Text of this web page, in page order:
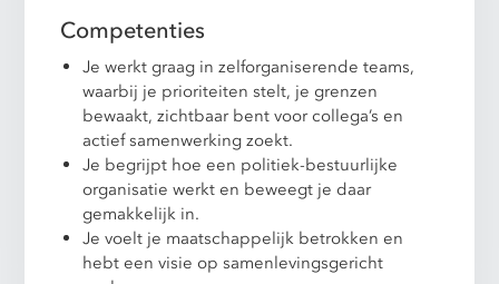
Competenties
Je werkt graag in zelforganiserende teams,
waarbij je prioriteiten stelt, je grenzen
bewaakt, zichtbaar bent voor collega’s en
actief samenwerking zoekt.
Je begrijpt hoe een politiek-bestuurlijke
organisatie werkt en beweegt je daar
gemakkelijk in.
Je voelt je maatschappelijk betrokken en
hebt een visie op samenlevingsgericht